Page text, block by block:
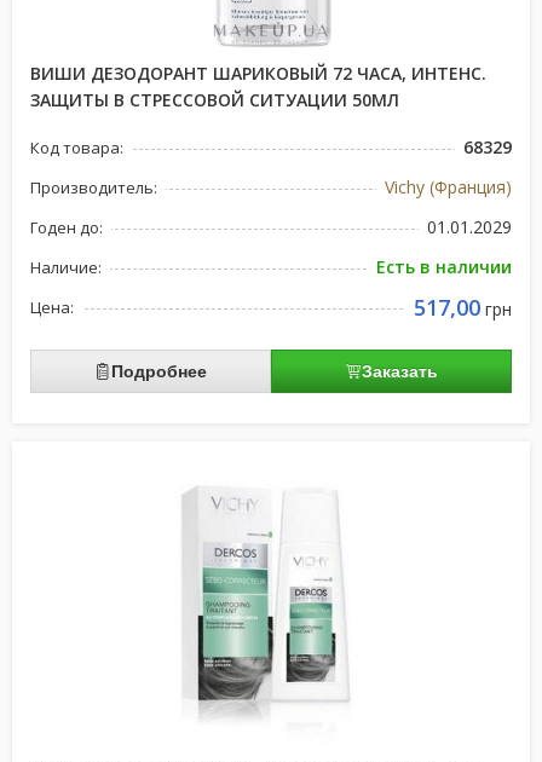
ВИШИ ДЕЗОДОРАНТ ШАРИКОВЫЙ 72 ЧАСА, ИНТЕНС.
ЗАЩИТЫ В СТРЕССОВОЙ СИТУАЦИИ 50МЛ
Код товара: 68329
Производитель: Vichy (Франция)
Годен до: 01.01.2029
Наличие: Есть в наличии
Цена: 517,00 грн
Подробнее Заказать